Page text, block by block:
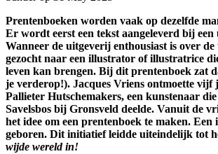
Prentenboeken worden vaak op dezelfde
Er wordt eerst een tekst aangeleverd bij
Wanneer de uitgeverij enthousiast is over
gezocht naar een illustrator of illustratrice
leven kan brengen. Bij dit prentenboek zat
je verderop!). Jacques Vriens ontmoette vijf
Pallieter Hutschemakers, een kunstenaar
Savelsbos bij Gronsveld deelde. Vanuit de
het idee om een prentenboek te maken. Een
geboren. Dit initiatief leidde uiteindelijk tot
wijde wereld in!